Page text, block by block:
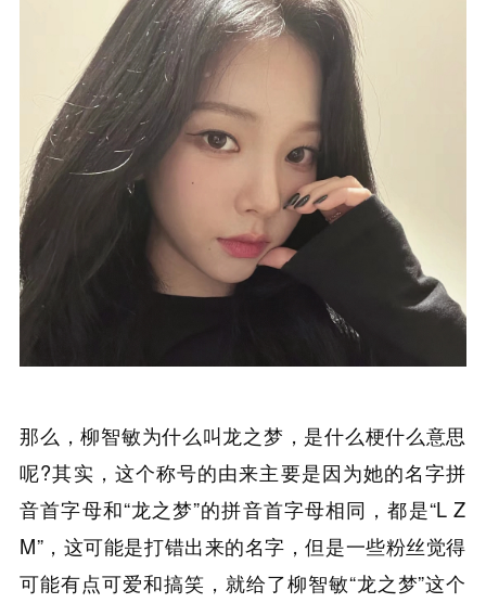
那么，柳智敏为什么叫龙之梦，是什么梗什么意思
呢?其实，这个称号的由来主要是因为她的名字拼
音首字母和“龙之梦”的拼音首字母相同，都是“L Z
M”，这可能是打错出来的名字，但是一些粉丝觉得
可能有点可爱和搞笑，就给了柳智敏“龙之梦”这个